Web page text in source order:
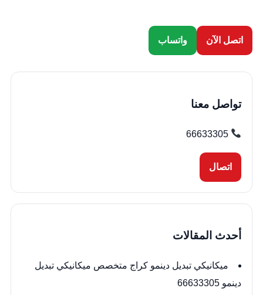
اتصل الآن واتساب
تواصل معنا
66633305
اتصال
أحدث المقالات
ميكانيكي تبديل دينمو كراج متخصص ميكانيكي تبديل
دينمو 66633305